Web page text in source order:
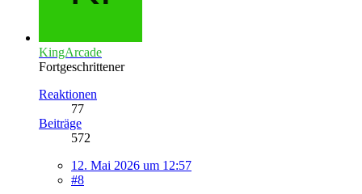
KingArcade
Fortgeschrittener
Reaktionen
77
Beiträge
572
12. Mai 2026 um 12:57
#8